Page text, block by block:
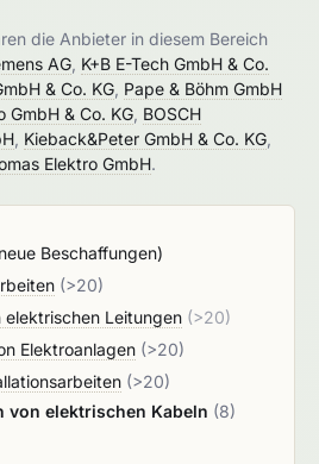
die Anbieter in diesem Bereich
AG K+B E-Tech GmbH & Co.
& Co. KG Pape & Böhm GmbH
GmbH & Co. KG BOSCH
Kieback&Peter GmbH & Co. KG
Elektro GmbH.
Beschaffungen)
(>20)
elektrischen Leitungen (>20)
Elektroanlagen (>20)
(>20)
von elektrischen Kabeln (8)